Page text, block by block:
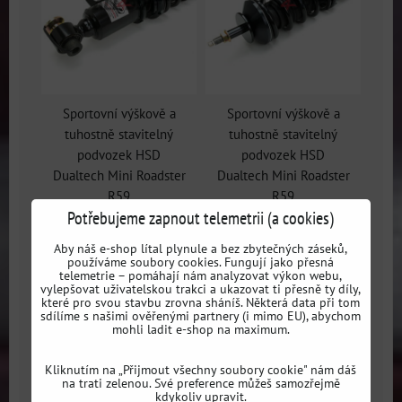
Sportovní výškově a
tuhostně stavitelný
podvozek HSD
Dualtech Mini Roadster
R59
Sportovní výškově a
tuhostně stavitelný
podvozek HSD
Dualtech Mini Roadster
R59
Potřebujeme zapnout telemetrii (a cookies)
Aby náš e-shop lítal plynule a bez zbytečných záseků,
používáme soubory cookies. Fungují jako přesná
telemetrie – pomáhají nám analyzovat výkon webu,
vylepšovat uživatelskou trakci a ukazovat ti přesně ty díly,
které pro svou stavbu zrovna sháníš. Některá data při tom
sdílíme s našimi ověřenými partnery (i mimo EU), abychom
mohli ladit e-shop na maximum.
Kliknutím na „Přijmout všechny soubory cookie" nám dáš
na trati zelenou. Své preference můžeš samozřejmě
kdykoliv upravit.